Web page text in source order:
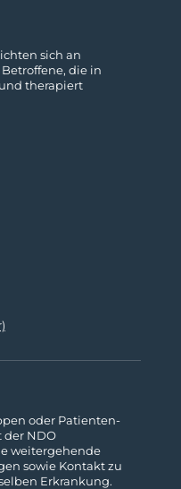
sich an
die in
therapiert
oder Patienten­­
der NDO
weitergehende
sowie Kon­takt zu
Erkrankung.